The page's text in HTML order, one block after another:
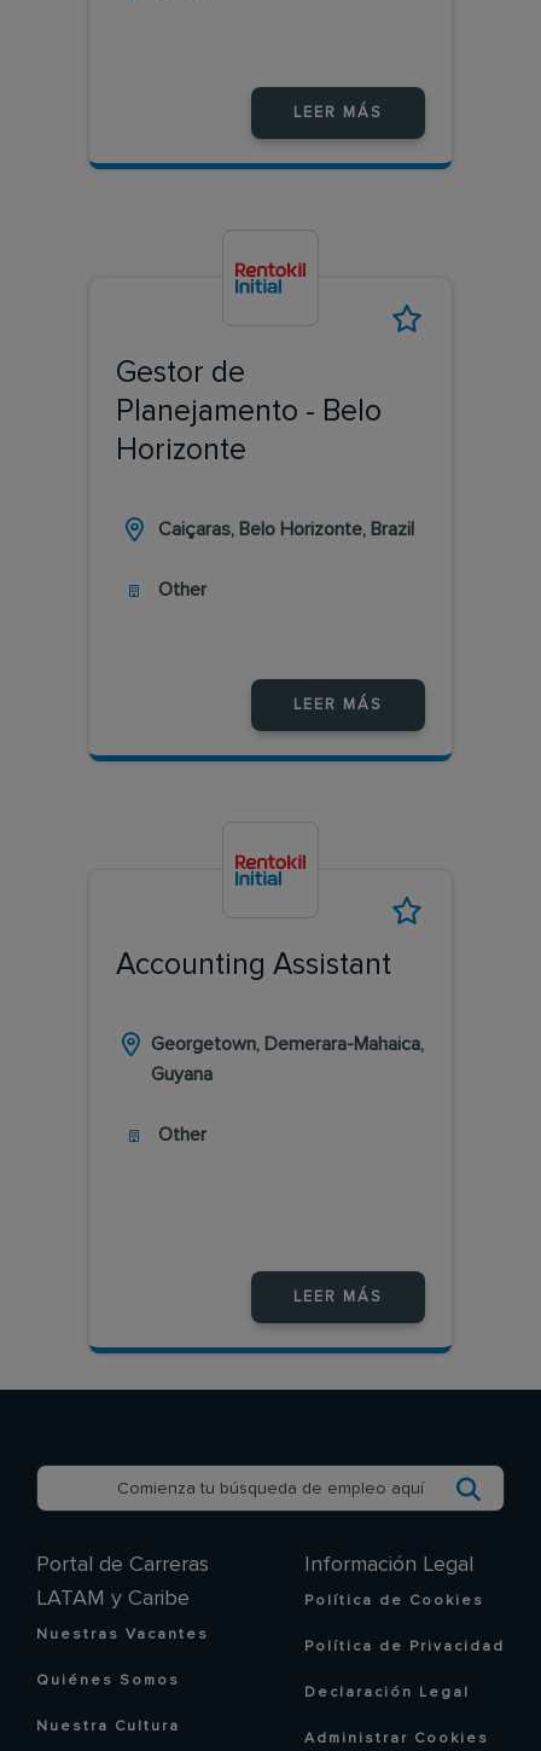
LEER MÁS
Gestor de
Planejamento - Belo
Horizonte
Caiçaras, Belo Horizonte, Brazil
Other
LEER MÁS
Accounting Assistant
Georgetown, Demerara-Mahaica,
Guyana
Other
LEER MÁS
Portal de Carreras
LATAM y Caribe
Nuestras Vacantes
Quiénes Somos
Nuestra Cultura
Información Legal
Política de Cookies
Política de Privacidad
Declaración Legal
Administrar Cookies